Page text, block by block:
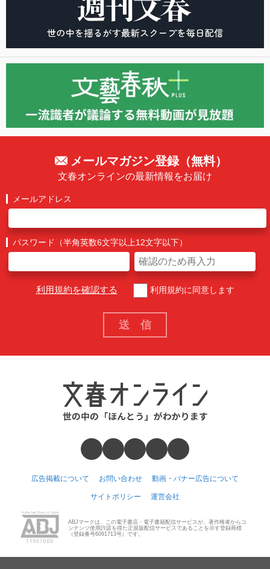
メールマガジン登録（無料）
文春オンラインの最新情報をお届け
メールアドレス
パスワード（半角英数6文字以上12文字以下）
利用規約を確認する 利用規約に同意します
広告掲載について お問い合わせ 動画・バナー広告について
サイトポリシー 運営会社
ABJマークは、この電子書店・電子書籍配信サービスが、著作権者からコ
ンテンツ使用許諾を得た正規版配信サービスであることを示す登録商標
（登録番号6091713号）です。